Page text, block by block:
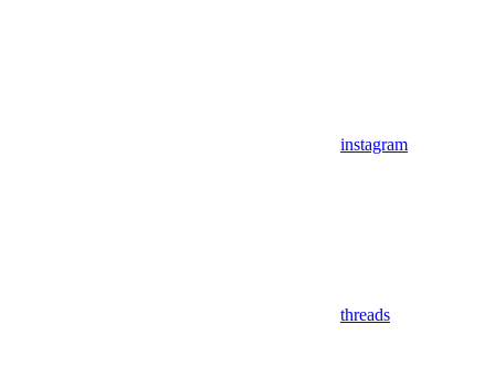
instagram
threads